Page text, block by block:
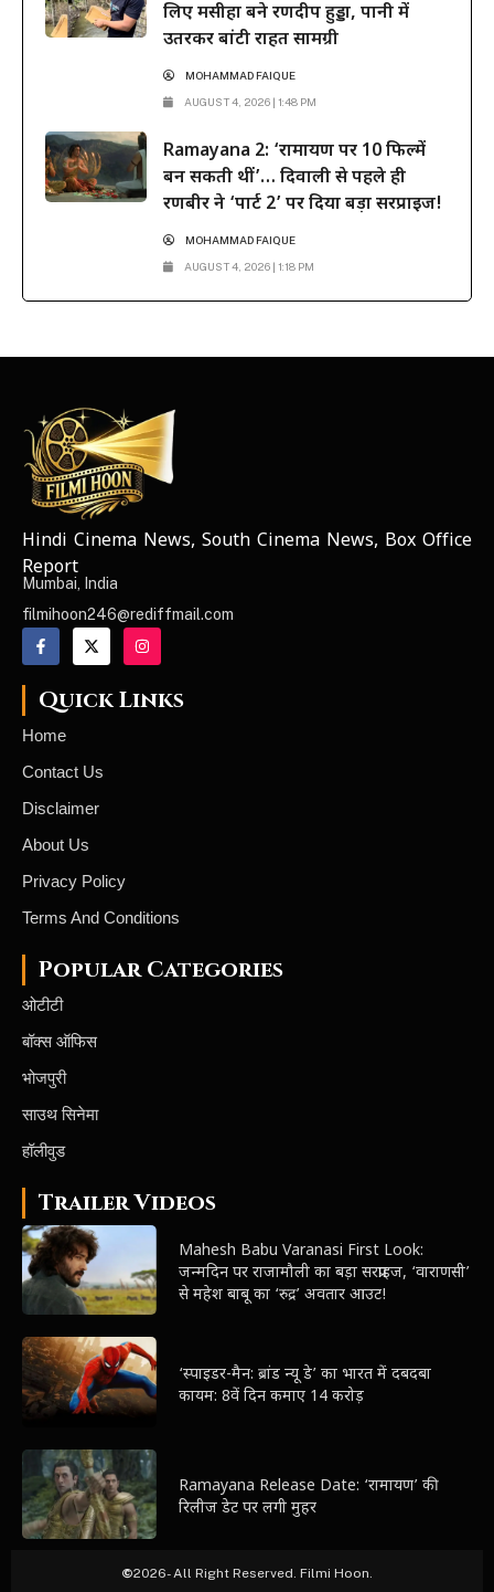
लिए मसीहा बने रणदीप हुड्डा, पानी में
उतरकर बांटी राहत सामग्री
MOHAMMAD FAIQUE
AUGUST 4, 2026 | 1:48 PM
Ramayana 2: ‘रामायण पर 10 फिल्में
बन सकती थीं’… दिवाली से पहले ही
रणबीर ने ‘पार्ट 2’ पर दिया बड़ा सरप्राइज!
MOHAMMAD FAIQUE
AUGUST 4, 2026 | 1:18 PM
NEWS ELEMENTOR
Hindi Cinema News, South Cinema News, Box Office
Report
Mumbai, India
filmihoon246@rediffmail.com
Quick Links
Home
Contact Us
Disclaimer
About Us
Privacy Policy
Terms And Conditions
Popular Categories
ओटीटी
बॉक्स ऑफिस
भोजपुरी
साउथ सिनेमा
हॉलीवुड
Trailer Videos
Mahesh Babu Varanasi First Look:
जन्मदिन पर राजामौली का बड़ा सरप्राइज, ‘वाराणसी’
से महेश बाबू का ‘रुद्र’ अवतार आउट!
‘स्पाइडर-मैन: ब्रांड न्यू डे’ का भारत में दबदबा
कायम: 8वें दिन कमाए 14 करोड़
Ramayana Release Date: ‘रामायण’ की
रिलीज डेट पर लगी मुहर
©2026- All Right Reserved. Filmi Hoon.